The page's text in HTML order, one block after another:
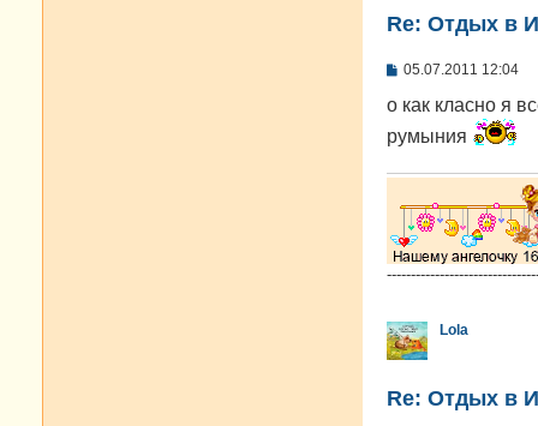
Re: Отдых в
С
о
щ
н
е
05.07.2011 12:04
о как класно я
румыния
Lola
Re: Отдых в